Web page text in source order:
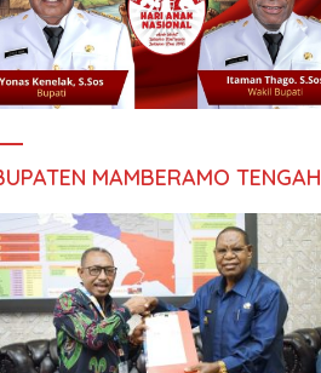
MAMBERAMO TENGAH